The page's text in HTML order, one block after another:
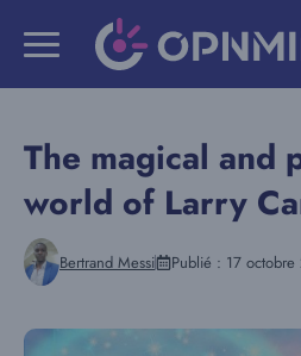
The magical and
world of Larry
Bertrand Messi Publié : 17 octobre